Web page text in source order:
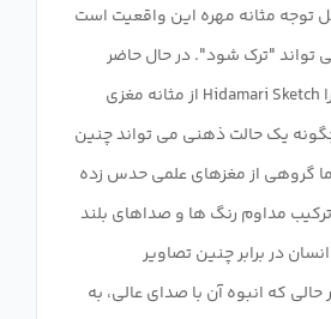
توجه مثانه مهره این واقعیت است
تواند "ترک شود". در حال حاضر
مشخص نیست که چرا Hidamari Sketch از مثانه مغزی
یک حالت ذهنی می تواند چنین
گروهی از مغزهای علمی حدس زده
مداوم رنگ ها و صداهای بلند
در برابر چنین تصاویر
حالی که انبوه آن با صدای عالی، به